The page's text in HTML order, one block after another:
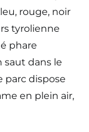
rouge, noir
tyrolienne
phare
saut dans le
parc dispose
en plein air,